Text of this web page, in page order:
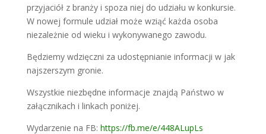
przyjaciół z branży i spoza niej do udziału w konkursie.
W nowej formule udział może wziąć każda osoba
niezależnie od wieku i wykonywanego zawodu.
Będziemy wdzięczni za udostępnianie informacji w jak
najszerszym gronie.
Wszystkie niezbędne informacje znajdą Państwo w
załącznikach i linkach poniżej.
Wydarzenie na FB: https://fb.me/e/448ALupLs